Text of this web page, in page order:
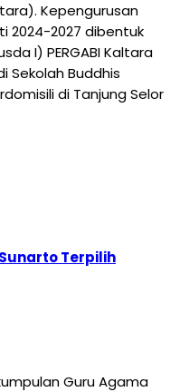
Kepengurusan
2024-2027 dibentuk
I) PERGABI Kaltara
Sekolah Buddhis
di Tanjung Selor
Sunarto Terpilih
Guru Agama